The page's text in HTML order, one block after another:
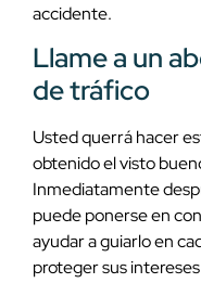
accidente.
Llame a un
de tráfico
Usted querrá hacer
obtenido el visto
Inmediatamente
puede ponerse en
ayudar a guiarlo en
proteger sus